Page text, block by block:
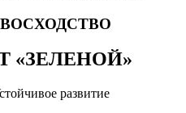
«ЗЕЛЕНОЙ»
развитие